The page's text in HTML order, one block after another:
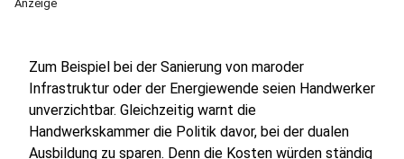
Anzeige
Zum Beispiel bei der Sanierung von maroder
Infrastruktur oder der Energiewende seien Handwerker
unverzichtbar. Gleichzeitig warnt die
Handwerkskammer die Politik davor, bei der dualen
Ausbildung zu sparen. Denn die Kosten würden ständig